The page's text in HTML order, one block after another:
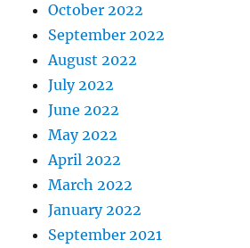
October 2022
September 2022
August 2022
July 2022
June 2022
May 2022
April 2022
March 2022
January 2022
September 2021